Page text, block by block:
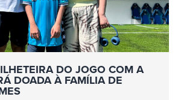
DO JOGO COM A
DOADA À FAMÍLIA DE